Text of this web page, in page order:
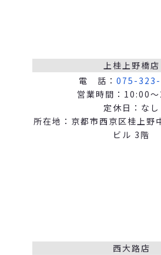
上桂上野橋店
電 話： 075-
営業時間：10:00
定休日：なし
所在地：京都市西京区桂上野
ビル 3階
西大路店